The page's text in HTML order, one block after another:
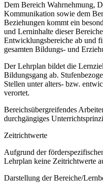
Dem Bereich Wahrnehmung,
Kommunikation sowie dem
Beziehungen kommt ein
und Lerninhalte dieser
Entwicklungsbereiche ab und
gesamten Bildungs- und
Der Lehrplan bildet die
Bildungsgang ab.
Stellen unter alters- bzw.
verortet.
Bereichsübergreifendes
durchgängiges
Zeitrichtwerte
Aufgrund der
Lehrplan keine Zeitrichtwerte
Darstellung der Bereiche/